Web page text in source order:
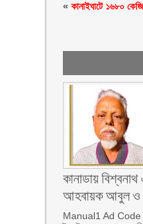
«কানাইঘাটে ১৬৮০
কানাডায়
আহবায়ক আবুল ও
Manual1 Ad Code